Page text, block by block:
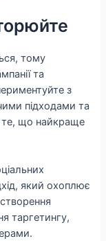
тому
та
з
підходами та
те, що найкраще
який охоплює
таргетингу,